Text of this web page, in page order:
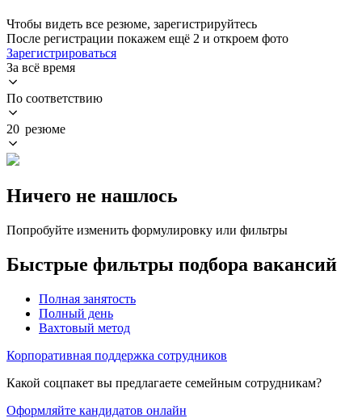
Чтобы видеть все резюме, зарегистрируйтесь
После регистрации покажем ещё 2 и откроем фото
Зарегистрироваться
За всё время
По соответствию
20 резюме
Ничего не нашлось
Попробуйте изменить формулировку или фильтры
Быстрые фильтры подбора вакансий
Полная занятость
Полный день
Вахтовый метод
Корпоративная поддержка сотрудников
Какой соцпакет вы предлагаете семейным сотрудникам?
Оформляйте кандидатов онлайн